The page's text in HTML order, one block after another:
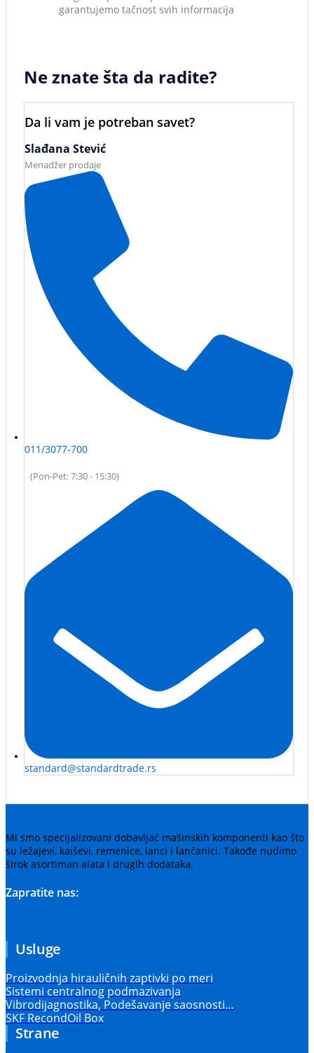
garantujemo tačnost svih informacija
Ne znate šta da radite?
Da li vam je potreban savet?
Slađana Stević
Menadžer prodaje
011/3077-700
(Pon-Pet: 7:30 - 15:30)
standard@standardtrade.rs
Mi smo specijalizovani dobavljač mašinskih komponenti kao što
su ležajevi, kaiševi, remenice, lanci i lančanici. Takođe nudimo
širok asortiman alata i drugih dodataka.
Zapratite nas:
Usluge
Proizvodnja hirauličnih zaptivki po meri
Sistemi centralnog podmazivanja
Vibrodijagnostika, Podešavanje saosnosti…
SKF RecondOil Box
Strane